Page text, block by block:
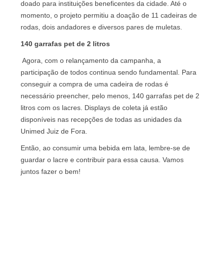
doado para instituições beneficentes da cidade. Até o
momento, o projeto permitiu a doação de 11 cadeiras de
rodas, dois andadores e diversos pares de muletas.
140 garrafas pet de 2 litros
Agora, com o relançamento da campanha, a
participação de todos continua sendo fundamental. Para
conseguir a compra de uma cadeira de rodas é
necessário preencher, pelo menos, 140 garrafas pet de 2
litros com os lacres. Displays de coleta já estão
disponíveis nas recepções de todas as unidades da
Unimed Juiz de Fora.
Então, ao consumir uma bebida em lata, lembre-se de
guardar o lacre e contribuir para essa causa. Vamos
juntos fazer o bem!